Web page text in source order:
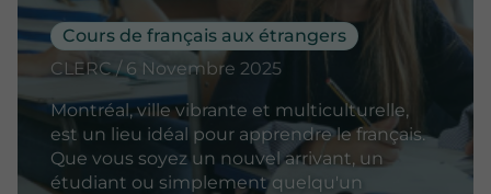
Cours de français aux étrangers
CLERC / 6 Novembre 2025
Montréal, ville vibrante et multiculturelle,
est un lieu idéal pour apprendre le français.
Que vous soyez un nouvel arrivant, un
étudiant ou simplement quelqu'un